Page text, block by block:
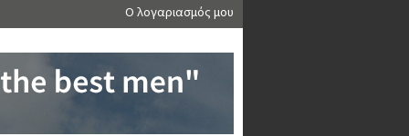
Ο λογαριασμός μου